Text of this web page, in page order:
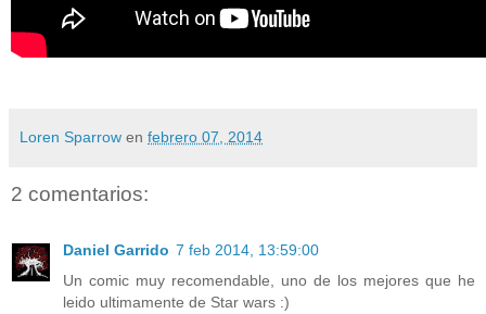
Loren Sparrow en febrero 07, 2014
2 comentarios:
Daniel Garrido 7 feb 2014, 13:59:00
Un comic muy recomendable, uno de los mejores que he
leido ultimamente de Star wars :)